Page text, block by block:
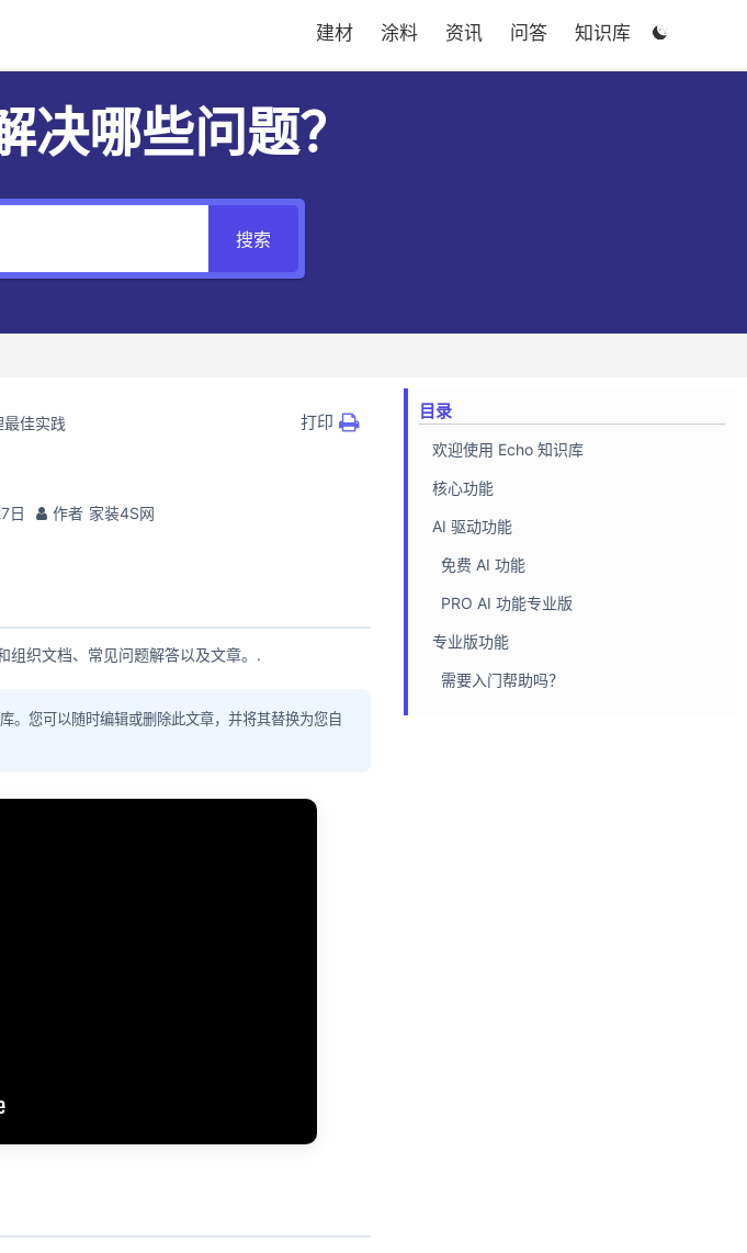

建材 涂料 资讯 问答 知识库
决哪些问题？
搜索
最佳实践 打印
日 作者 家装4S网
组织文档、常见问题解答以及文章。.
。您可以随时编辑或删除此文章，并将其替换为您自
目录
欢迎使用 Echo 知识库
核心功能
AI 驱动功能
免费 AI 功能
PRO AI 功能专业版
专业版功能
需要入门帮助吗？